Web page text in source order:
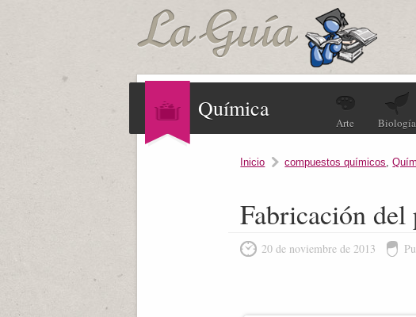
Química
Arte Biología
Inicio compuestos químicos,
Fabricación del
20 de noviembre de 2013